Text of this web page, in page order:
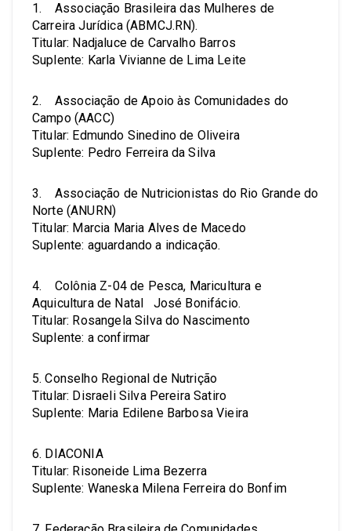
1. Associação Brasileira das Mulheres de
Carreira Jurídica (ABMCJ.RN).
Titular: Nadjaluce de Carvalho Barros
Suplente: Karla Vivianne de Lima Leite
2. Associação de Apoio às Comunidades do
Campo (AACC)
Titular: Edmundo Sinedino de Oliveira
Suplente: Pedro Ferreira da Silva
3. Associação de Nutricionistas do Rio Grande do
Norte (ANURN)
Titular: Marcia Maria Alves de Macedo
Suplente: aguardando a indicação.
4. Colônia Z-04 de Pesca, Maricultura e
Aquicultura de Natal José Bonifácio.
Titular: Rosangela Silva do Nascimento
Suplente: a confirmar
5. Conselho Regional de Nutrição
Titular: Disraeli Silva Pereira Satiro
Suplente: Maria Edilene Barbosa Vieira
6. DIACONIA
Titular: Risoneide Lima Bezerra
Suplente: Waneska Milena Ferreira do Bonfim